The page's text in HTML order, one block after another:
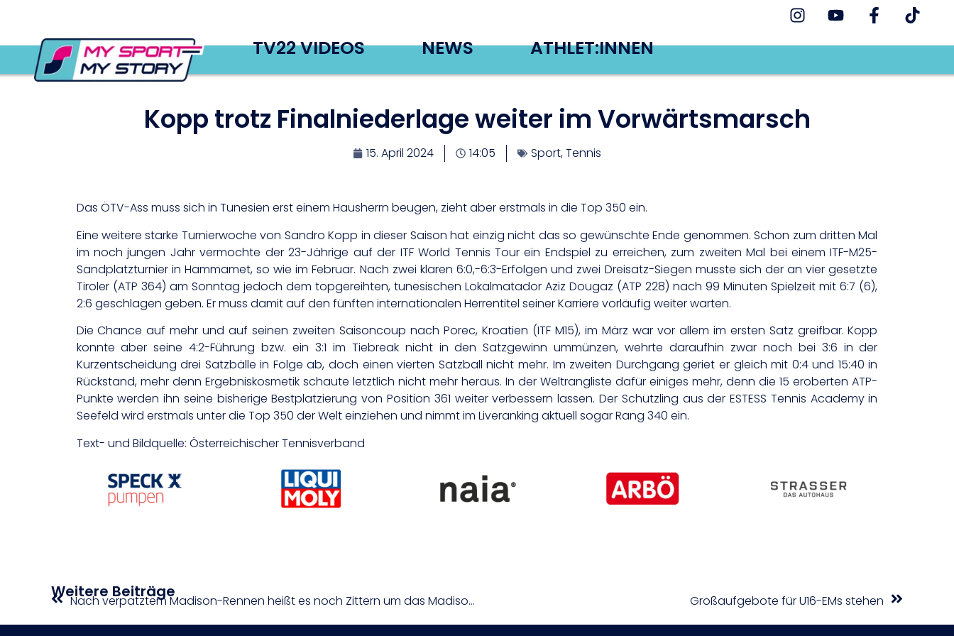
TV22 VIDEOS NEWS ATHLET:INNEN
Kopp trotz Finalniederlage weiter im Vorwärtsmarsch
15. April 2024 14:05 Sport,Tennis
Das ÖTV-Ass muss sich in Tunesien erst einem Hausherrn beugen, zieht aber erstmals in die Top 350 ein.
Eine weitere starke Turnierwoche von Sandro Kopp in dieser Saison hat einzig nicht das so gewünschte Ende genommen. Schon zum dritten Mal
im noch jungen Jahr vermochte der 23-Jährige auf der ITF World Tennis Tour ein Endspiel zu erreichen, zum zweiten Mal bei einem ITF-M25-
Sandplatzturnier in Hammamet, so wie im Februar. Nach zwei klaren 6:0,-6:3-Erfolgen und zwei Dreisatz-Siegen musste sich der an vier gesetzte
Tiroler (ATP 364) am Sonntag jedoch dem topgereihten, tunesischen Lokalmatador Aziz Dougaz (ATP 228) nach 99 Minuten Spielzeit mit 6:7 (6),
2:6 geschlagen geben. Er muss damit auf den fünften internationalen Herrentitel seiner Karriere vorläufig weiter warten.
Die Chance auf mehr und auf seinen zweiten Saisoncoup nach Porec, Kroatien (ITF M15), im März war vor allem im ersten Satz greifbar. Kopp
konnte aber seine 4:2-Führung bzw. ein 3:1 im Tiebreak nicht in den Satzgewinn ummünzen, wehrte daraufhin zwar noch bei 3:6 in der
Kurzentscheidung drei Satzbälle in Folge ab, doch einen vierten Satzball nicht mehr. Im zweiten Durchgang geriet er gleich mit 0:4 und 15:40 in
Rückstand, mehr denn Ergebniskosmetik schaute letztlich nicht mehr heraus. In der Weltrangliste dafür einiges mehr, denn die 15 eroberten ATP-
Punkte werden ihn seine bisherige Bestplatzierung von Position 361 weiter verbessern lassen. Der Schützling aus der ESTESS Tennis Academy in
Seefeld wird erstmals unter die Top 350 der Welt einziehen und nimmt im Liveranking aktuell sogar Rang 340 ein.
Text- und Bildquelle: Österreichischer Tennisverband
Weitere Beiträge Nach verpatztem Madison-Rennen heißt es noch Zittern um das Madison-Olympiaticket Großaufgebote für U16-EMs stehen